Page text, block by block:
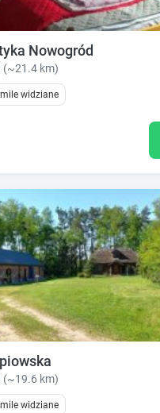
Nowogród
(~21.4 km)
widziane
(~19.6 km)
widziane